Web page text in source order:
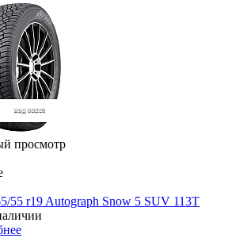
просмотр
55 r19 Autograph Snow 5 SUV 113T